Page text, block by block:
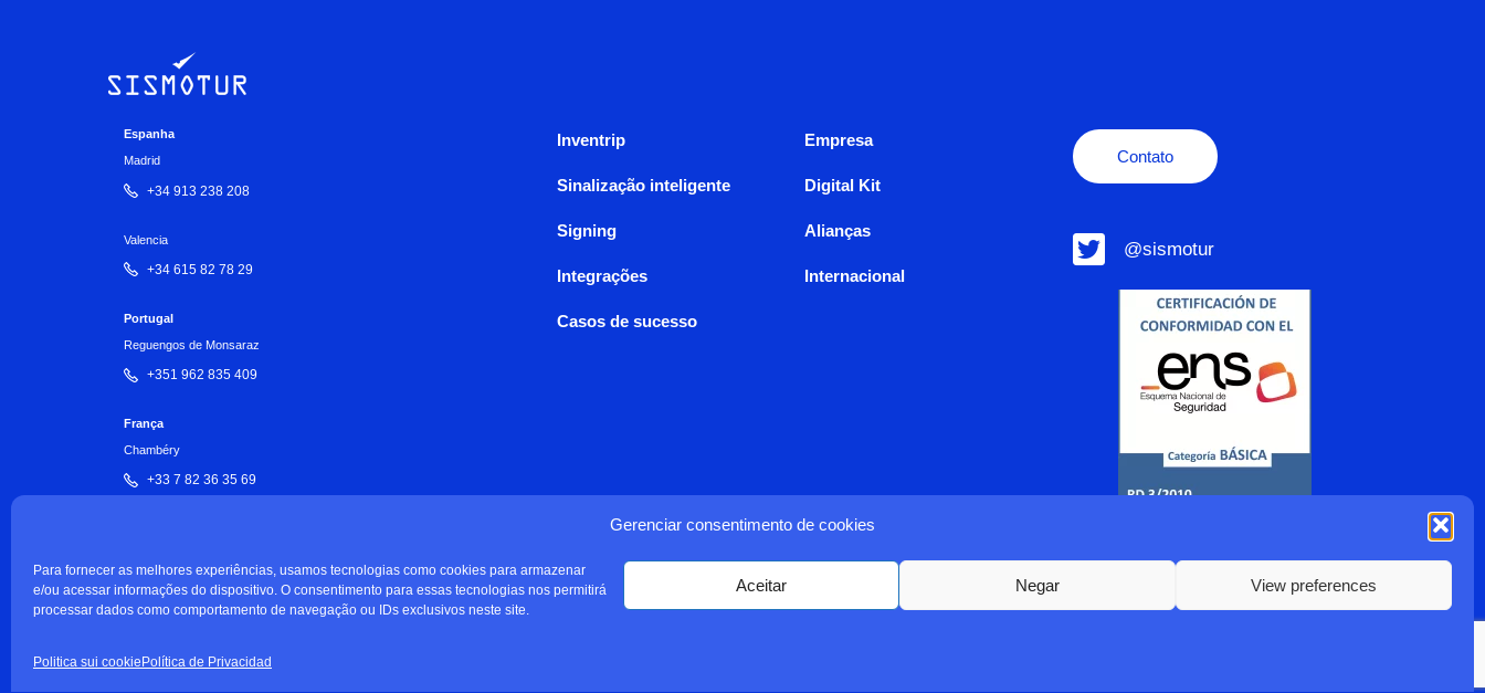
Gerenciar consentimento de cookies
Para fornecer as melhores experiências, usamos tecnologias como cookies para armazenar
e/ou acessar informações do dispositivo. O consentimento para essas tecnologias nos permitirá
processar dados como comportamento de navegação ou IDs exclusivos neste site.
Aceitar Negar View preferences
Politica sui cookie Política de Privacidad
Espanha
Madrid
+34 913 238 208
Valencia
+34 615 82 78 29
Portugal
Reguengos de Monsaraz
+351 962 835 409
França
Chambéry
+33 7 82 36 35 69
Inventrip
Sinalização inteligente
Signing
Integrações
Casos de sucesso
Empresa
Digital Kit
Alianças
Internacional
Contato
@sismotur
Política de privacidade Política de cookies